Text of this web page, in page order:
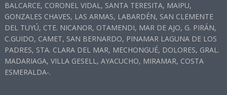
BALCARCE, CORONEL VIDAL, SANTA TERESITA, MAIPU,
GONZALES CHAVES, LAS ARMAS, LABARDÉN, SAN CLEMENTE
DEL TUYÚ, CTE. NICANOR, OTAMENDI, MAR DE AJO, G. PIRÁN,
C.GUIDO, CAMET, SAN BERNARDO, PINAMAR LAGUNA DE LOS
PADRES, STA. CLARA DEL MAR, MECHONGUÉ, DOLORES, GRAL.
MADARIAGA, VILLA GESELL, AYACUCHO, MIRAMAR, COSTA
ESMERALDA-.